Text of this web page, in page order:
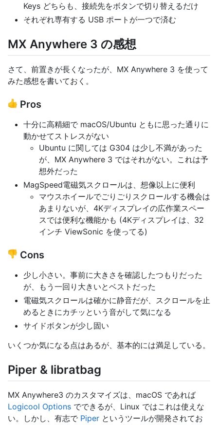
Keys どちらも、接続先をボタンで切り替えるだけ
それぞれ専有する USB ポートが一つで済む
MX Anywhere 3 の感想
さて、前置きが長くなったが、MX Anywhere 3 を使って
みた感想を書いておく。
Pros
十分に高精細で macOS/Ubuntu ともに思った通りに
動かせてストレスがない
Ubuntu に関しては G304 は少し不満があった
が、MX Anywhere 3 ではそれがない。これは予
想外だった
MagSpeed電磁気スクロールは、想像以上に便利
マウスホイールでごりごりスクロールする機会は
あまりないが、4Kディスプレイの広作業スペー
スでは便利な機能かも (4Kディスプレイは、32
インチ ViewSonic を使ってる)
Cons
少し小さい。事前に大きさを確認したつもりだった
が、もう一回り大きいとベストだった
電磁気スクロールは確かに静音だが、スクロールを止
めるときにカチッという音がして気になる
サイドボタンが少し固い
いくつか気になる点はあるが、基本的には満足している。
Piper & libratbag
MX Anywhere3 のカスタマイズは、macOS であれば
Logicool Options でできるが、Linux ではこれは使えな
い。しかし、有志で Piper というツールが開発されてお